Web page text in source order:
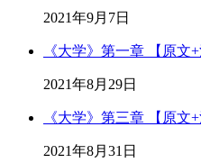
2021年9月7日
《大学》第一章 【原文
2021年8月29日
《大学》第三章 【原文
2021年8月31日